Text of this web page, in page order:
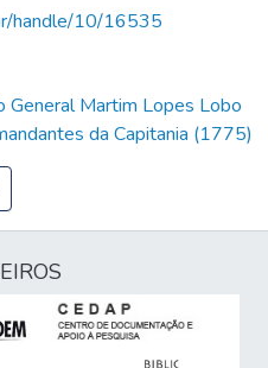
handle/10/16535
General Martim Lopes Lobo
da Capitania (1775)